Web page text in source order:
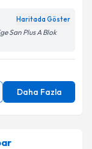
Haritada Göster
San Plus A Blok
Daha Fazla